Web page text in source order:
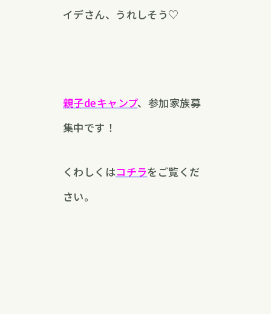
イデさん、うれしそう♡
親子deキャンプ、参加家族募
集中です！
くわしくはコチラをご覧くだ
さい。